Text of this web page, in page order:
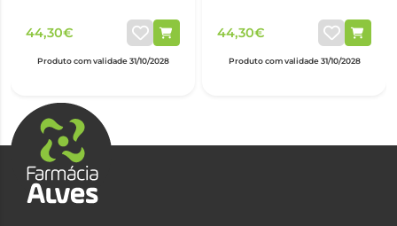
44,30€
Produto com validade 31/10/2028
44,30€
Produto com validade 31/10/2028